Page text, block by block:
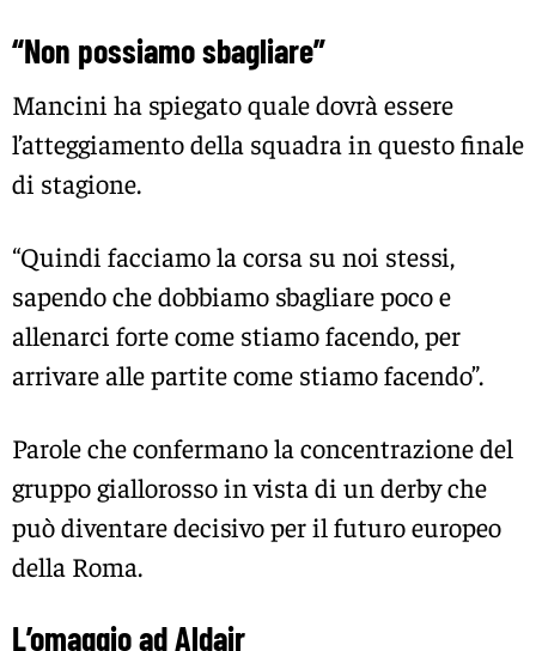
“Non possiamo sbagliare”
Mancini ha spiegato quale dovrà essere
l’atteggiamento della squadra in questo finale
di stagione.
“Quindi facciamo la corsa su noi stessi,
sapendo che dobbiamo sbagliare poco e
allenarci forte come stiamo facendo, per
arrivare alle partite come stiamo facendo”.
Parole che confermano la concentrazione del
gruppo giallorosso in vista di un derby che
può diventare decisivo per il futuro europeo
della Roma.
L’omaggio ad Aldair